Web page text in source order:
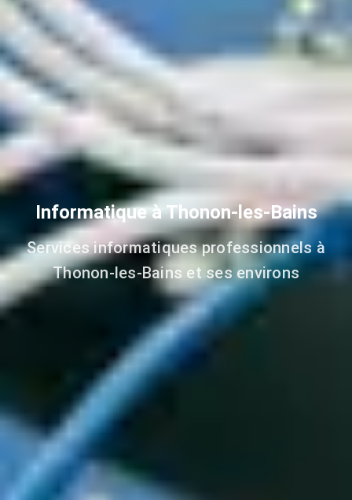
Informatique à Thonon-les-Bains
Services informatiques professionnels à
Thonon-les-Bains et ses environs